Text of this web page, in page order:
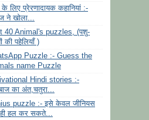
के लिए प्रेरणादायक कहानियां :-
ने खोला...
40 Animal's puzzles, (पशु-
की पहेलियाँ )
Puzzle :- Guess the
name Puzzle
Hindi stories :-
का अंत,चतुरा...
puzzle :- इसे केवल जीनियस
हल कर सकते...